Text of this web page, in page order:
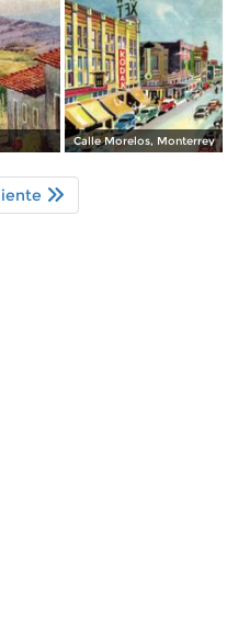
Calle Morelos, Monterrey